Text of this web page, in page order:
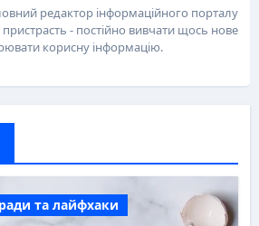
редактор інформаційного порталу
- постійно вивчати щось нове
корисну інформацію.
та лайфхаки